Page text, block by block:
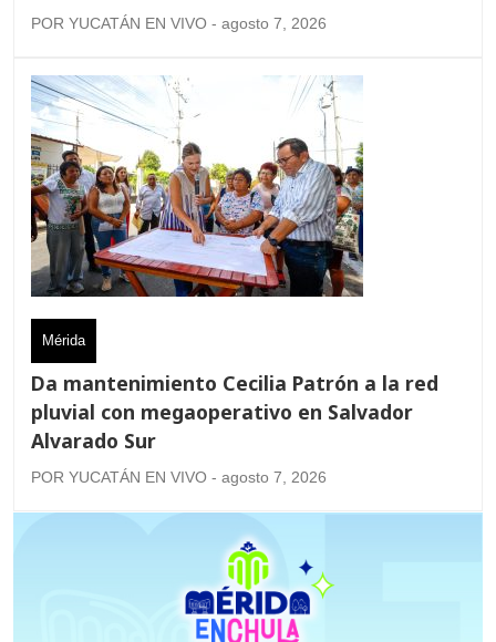
POR YUCATÁN EN VIVO - agosto 7, 2026
Mérida
Da mantenimiento Cecilia Patrón a la red
pluvial con megaoperativo en Salvador
Alvarado Sur
POR YUCATÁN EN VIVO - agosto 7, 2026